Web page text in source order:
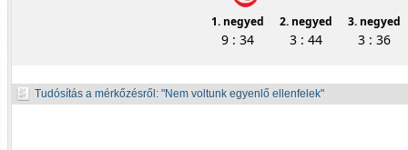
1. negyed 2. negyed 3. negyed
9 : 34 3 : 44 3 : 36
Tudósítás a mérkőzésről: Nem voltunk egyenlő ellenfelek